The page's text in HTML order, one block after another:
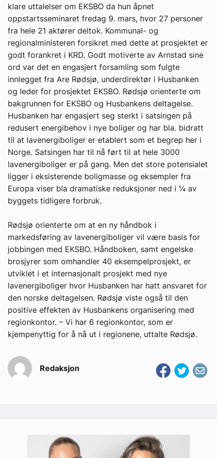
klare uttalelser om EKSBO da hun åpnet
oppstartsseminaret fredag 9. mars, hvor 27 personer
fra hele 21 aktører deltok. Kommunal- og
regionalministeren forsikret med dette at prosjektet er
godt forankret i KRD. Godt motiverte av Arnstad sine
ord var det en engasjert forsamling som fulgte
innlegget fra Are Rødsjø, underdirektør i Husbanken
og leder for prosjektet EKSBO. Rødsjø orienterte om
bakgrunnen for EKSBO og Husbankens deltagelse.
Husbanken har engasjert seg sterkt i satsingen på
redusert energibehov i nye boliger og har bla. bidratt
til at lavenergiboliger er etablert som et begrep her i
Norge. Satsingen har til nå ført til at hele 3000
lavenergiboliger er på gang. Men det store potensialet
ligger i eksisterende boligmasse og eksempler fra
Europa viser bla dramatiske reduksjoner ned i ¼ av
byggets tidligere forbruk.
Rødsjø orienterte om at en ny håndbok i
markedsføring av lavenergiboliger vil være basis for
jobbingen med EKSBO. Håndboken, samt engelske
brosjyrer som omhandler 40 eksempelprosjekt, er
utviklet i et internasjonalt prosjekt med nye
lavenergiboliger hvor Husbanken har hatt ansvaret for
den norske deltagelsen. Rødsjø viste også til den
positive effekten av Husbankens organisering med
regionkontor. – Vi har 6 regionkontor, som er
kjempenyttig for å nå ut i regionene, uttalte Rødsjø.
Redaksjon